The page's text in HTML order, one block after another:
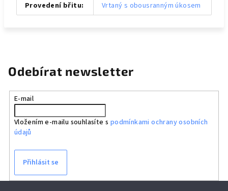
Provedení břitu: Vrtaný s obousranným úkosem
Odebírat newsletter
E-mail
Vložením e-mailu souhlasíte s podmínkami ochrany osobních
údajů
Přihlásit se